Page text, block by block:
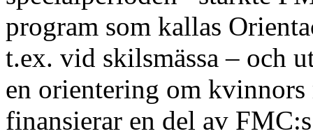
program som kallas
t.ex. vid skilsmässa – och
en orientering om
finansierar en del av